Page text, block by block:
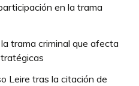
en la trama
trama criminal que afecta
Leire tras la citación de